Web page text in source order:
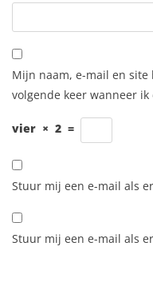
Mijn naam, e-mail en
volgende keer wanneer
vier × 2 =
Stuur mij een e-mail als
Stuur mij een e-mail als